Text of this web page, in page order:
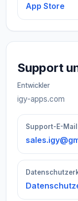
App Store
Support
Entwickler
igy-apps.com
Support-E-Mail